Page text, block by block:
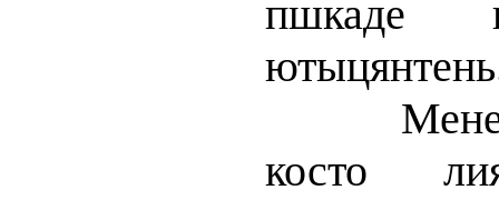
пшкаде
косто